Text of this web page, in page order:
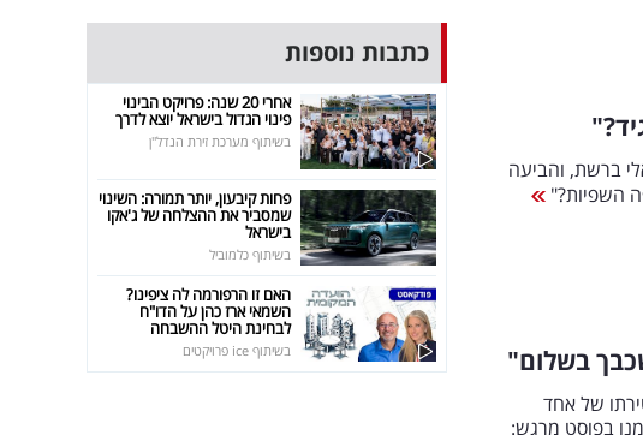
ברשת, והביעה
השפיות?"
בשלום"
של אחד
בפוסט מרגש:
כתבות נוספות
אחרי 20 שנה: פרויקט הבינוי
פינוי הגדול בישראל יוצא לדרך
בשיתוף מערכת זירת הנדל"ן
פחות קיבעון, יותר תמורה: השינוי
שמסביר את ההצלחה של ג'אקו
בישראל
בשיתוף כלמוביל
האם זו הרפורמה לה ציפינו?
השמאי ארז כהן על הדו"ח
לבחינת היטל ההשבחה
בשיתוף ice פרויקטים